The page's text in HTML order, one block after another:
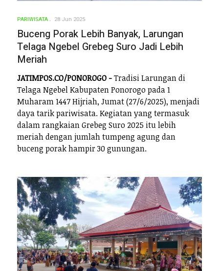
PARIWISATA 28 Jun 2025
Buceng Porak Lebih Banyak, Larungan
Telaga Ngebel Grebeg Suro Jadi Lebih
Meriah
JATIMPOS.CO/PONOROGO -Tradisi Larungan di
Telaga Ngebel Kabupaten Ponorogo pada 1
Muharam 1447 Hijriah, Jumat (27/6/2025), menjadi
daya tarik pariwisata. Kegiatan yang termasuk
dalam rangkaian Grebeg Suro 2025 itu lebih
meriah dengan jumlah tumpeng agung dan
buceng porak hampir 30 gunungan.